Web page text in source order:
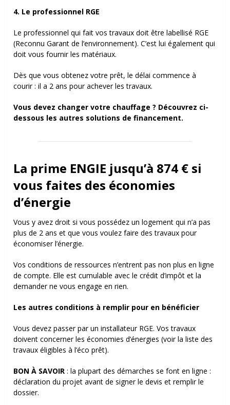
4. Le professionnel RGE
Le professionnel qui fait vos travaux doit être labellisé RGE
(Reconnu Garant de l’environnement). C’est lui également qui
doit vous fournir les matériaux.
Dès que vous obtenez votre prêt, le délai commence à
courir : il a 2 ans pour achever les travaux.
Vous devez changer votre chauffage ? Découvrez ci-
dessous les autres solutions de financement.
La prime ENGIE jusqu’à 874 € si
vous faites des économies
d’énergie
Vous y avez droit si vous possédez un logement qui n’a pas
plus de 2 ans et que vous voulez faire des travaux pour
économiser l’énergie.
Vos conditions de ressources n’entrent pas non plus en ligne
de compte. Elle est cumulable avec le crédit d’impôt et la
demander ne vous engage en rien.
Les autres conditions à remplir pour en bénéficier
Vous devez passer par un installateur RGE. Vos travaux
doivent concerner les économies d’énergies (voir la liste des
travaux éligibles à l’éco prêt).
BON À SAVOIR : la plupart des démarches se font en ligne :
déclaration du projet avant de signer le devis et remplir le
dossier.